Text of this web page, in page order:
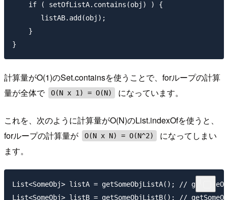
    if ( setOfListA.contains(obj) ) {
       listAB.add(obj);
    }
計算量がO(1)のSet.containsを使うことで、forループの計算
量が全体で
O(N x 1) = O(N) になっています。
これを、次のように計算量がO(N)のList.indexOfを使うと、
forループの計算量が
O(N x N) = O(N^2)
になってしまい
ます。
List<SomeObj> listA = getSomeObjListA(); //
List<SomeObj> listB = getSomeObjListB(); //